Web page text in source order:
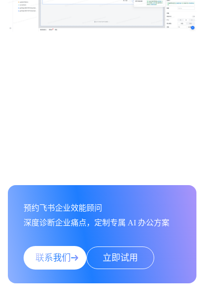
预约飞书企业效能顾问
深度诊断企业痛点，定制专属 AI 办公方案
联系我们 立即试用